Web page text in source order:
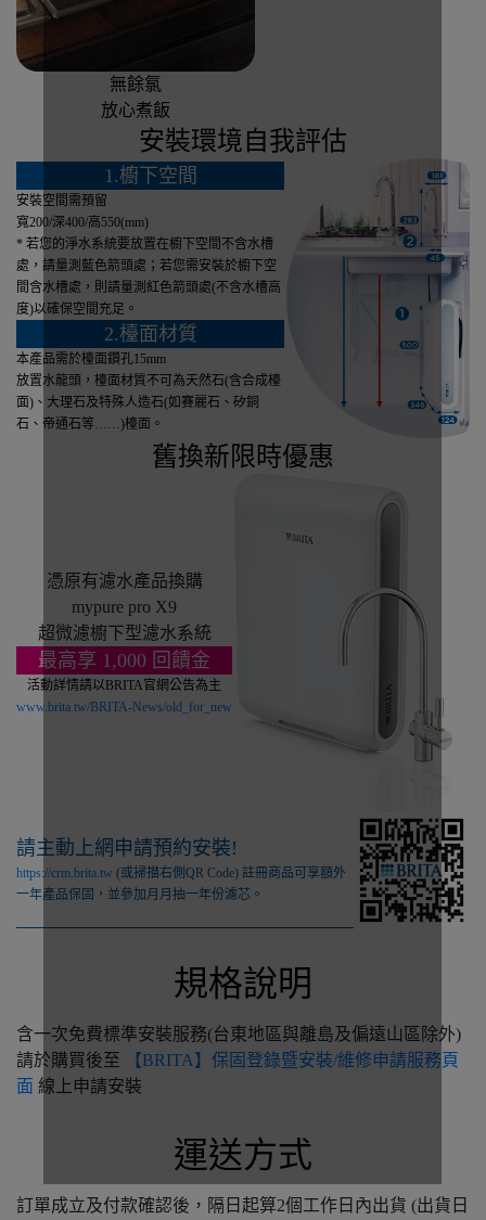
無餘氯
放心煮飯
安裝環境自我評估
1.櫥下空間
安裝空間需預留
寬200/深400/高550(mm)
* 若您的淨水系統要放置在櫥下空間不含水槽
處，請量測藍色箭頭處；若您需安裝於櫥下空
間含水槽處，則請量測紅色箭頭處(不含水槽高
度)以確保空間充足。
2.檯面材質
本產品需於檯面鑽孔15mm
放置水龍頭，檯面材質不可為天然石(含合成檯
面)、大理石及特殊人造石(如賽麗石、矽銅
石、帝通石等……)檯面。
舊換新限時優惠
憑原有濾水產品換購
mypure pro X9
超微濾櫥下型濾水系統
最高享 1,000 回饋金
活動詳情請以BRITA官網公告為主
www.brita.tw/BRITA-News/old_for_new
請主動上網申請預約安裝!
https://crm.brita.tw (或掃描右側QR Code) 註冊商品可享額外
一年產品保固，並參加月月抽一年份濾芯。
規格說明
含一次免費標準安裝服務(台東地區與離島及偏遠山區除外)
請於購買後至
【BRITA】保固登錄暨安裝/維修申請服務頁
面 線上申請安裝
運送方式
訂單成立及付款確認後，隔日起算2個工作日內出貨 (出貨日